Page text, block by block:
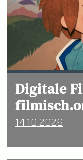
Digitale
14.10.2026